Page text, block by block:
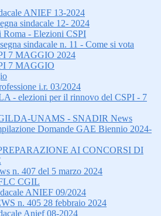
ANIEF 13-2024
sindacale 12- 2024
- Elezioni CSPI
sindacale n. 11 - Come si vota
7 MAGGIO 2024
7 MAGGIO
i.r. 03/2024
- elezioni per il rinnovo del CSPI - 7
GILDA-UNAMS - SNADIR News
Domande GAE Biennio 2024-
AI CONCORSI DI
n. 407 del 5 marzo 2024
CGIL
ANIEF 09/2024
n. 405 28 febbraio 2024
Anief 08-2024